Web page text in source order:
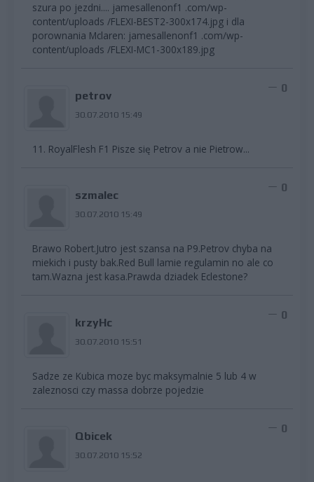
szura po jezdni.... jamesallenonf1 .com/wp-
content/uploads /FLEXI-BEST2-300x174.jpg i dla
porownania Mclaren: jamesallenonf1 .com/wp-
content/uploads /FLEXI-MC1-300x189.jpg
petrov
30.07.2010 15:49
0
11. RoyalFlesh F1 Pisze się Petrov a nie Pietrow...
szmalec
30.07.2010 15:49
0
Brawo Robert.Jutro jest szansa na P9.Petrov chyba na
miekich i pusty bak.Red Bull lamie regulamin no ale co
tam.Wazna jest kasa.Prawda dziadek Eclestone?
krzyHc
30.07.2010 15:51
0
Sadze ze Kubica moze byc maksymalnie 5 lub 4 w
zaleznosci czy massa dobrze pojedzie
Qbicek
30.07.2010 15:52
0